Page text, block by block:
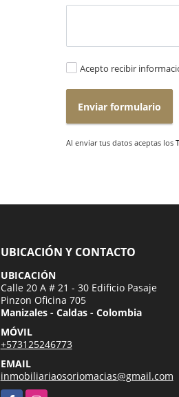
Acepto recibir
Enviar formulario
Al enviar tus datos aceptas los
UBICACIÓN Y CONTACTO
UBICACIÓN
Calle 20 A # 21 - 30 Edificio Pasaje
Pinzon Oficina 705
Manizales - Caldas - Colombia
MÓVIL
+573125246773
EMAIL
inmobiliariaosoriomacias@gmail.com